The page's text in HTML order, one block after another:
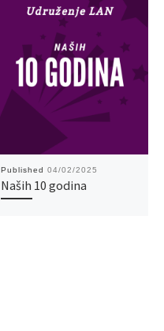
Published 04/02/2025
Naših 10 godina